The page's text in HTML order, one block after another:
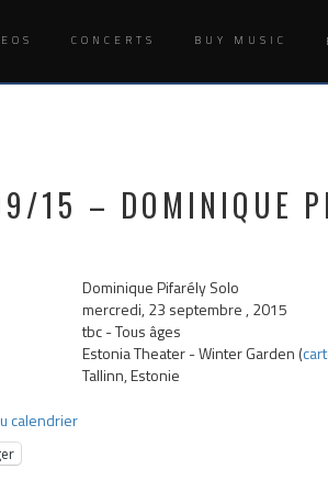
CONCERTS BUY MUSIC
15 – DOMINIQUE
Dominique Pifarély Solo
mercredi, 23 septembre , 2015
tbc-Tous âges
Estonia Theater - Winter Garden (
Tallinn, Estonie
calendrier